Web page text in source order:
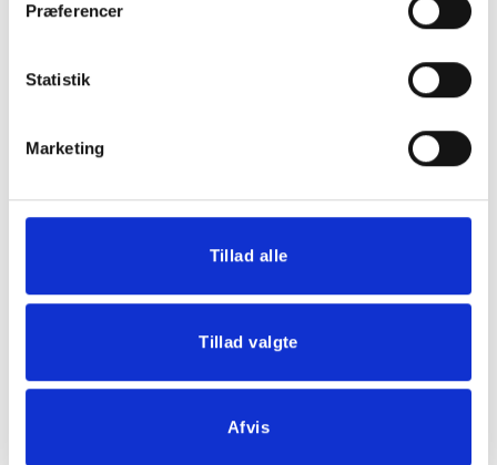
Præferencer
Statistik
Marketing
Tillad alle
Tillad valgte
Afvis
OVERBLIK
Kataloger